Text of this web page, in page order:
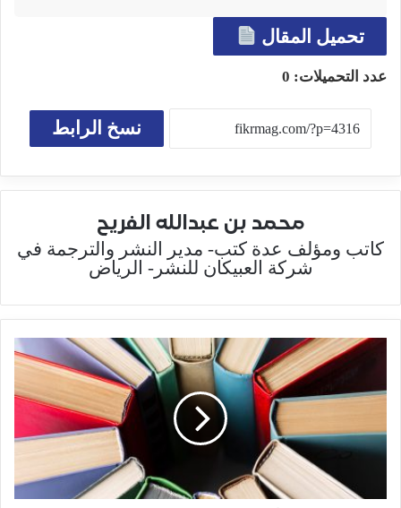
تحميل المقال
عدد التحميلات: 0
نسخ الرابط
محمد بن عبدالله الفريح
كاتب ومؤلف عدة كتب- مدير النشر والترجمة في
شركة العبيكان للنشر- الرياض